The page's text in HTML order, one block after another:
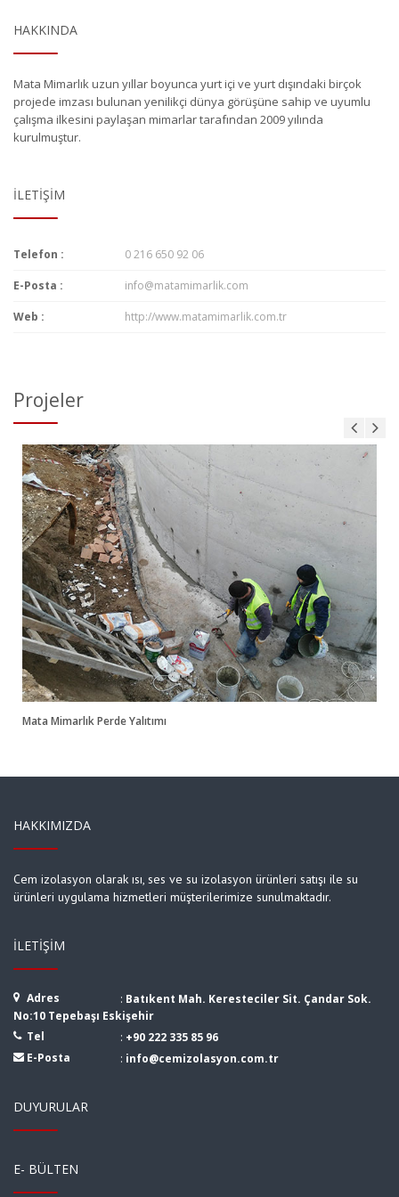
HAKKINDA
Mata Mimarlık uzun yıllar boyunca yurt içi ve yurt dışındaki birçok
projede imzası bulunan yenilikçi dünya görüşüne sahip ve uyumlu
çalışma ilkesini paylaşan mimarlar tarafından 2009 yılında
kurulmuştur.
İLETIŞIM
Telefon : 0 216 650 92 06
E-Posta : info@matamimarlik.com
Web : http://www.matamimarlik.com.tr
Projeler
Mata Mimarlık Perde Yalıtımı
Mata Mimarlık
Polyester Kaplama
HAKKIMIZDA
Cem izolasyon olarak ısı, ses ve su izolasyon ürünleri satışı ile su
ürünleri uygulama hizmetleri müşterilerimize sunulmaktadır.
İLETIŞIM
Adres : Batıkent Mah. Keresteciler Sit. Çandar Sok.
No:10 Tepebaşı Eskişehir
Tel
: +90 222 335 85 96
E-Posta
: info@cemizolasyon.com.tr
DUYURULAR
E- BÜLTEN